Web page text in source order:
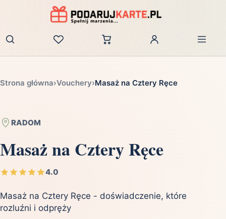
Zaloguj
Strona główna›Vouchery›Masaż na Cztery Ręce
RADOM
Masaż na Cztery Ręce
4.0
Masaż na Cztery Ręce - doświadczenie, które
rozluźni i odpręży